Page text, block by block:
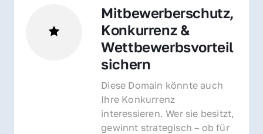
Mitbewerberschutz,
Konkurrenz &
Wettbewerbsvorteil
sichern
Diese Domain könnte auch
Ihre Konkurrenz
interessieren. Wer sie besitzt,
gewinnt strategisch – ob für